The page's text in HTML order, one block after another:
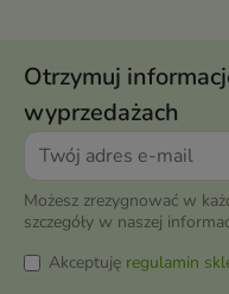
Otrzymuj
wyprzedażach
Możesz zrezygnować w
szczegóły w naszej
Akceptuję regulamin